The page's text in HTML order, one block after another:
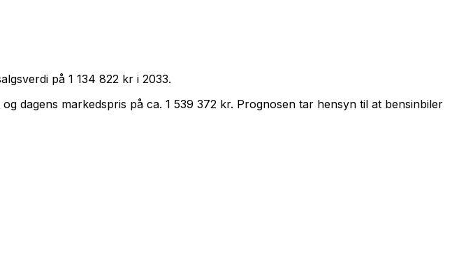
på 1 134 822 kr i 2033.
og dagens markedspris på ca. 1 539 372 kr. Prognosen tar hensyn til at bensinbiler